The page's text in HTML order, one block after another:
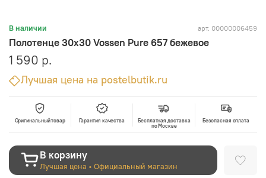
В наличии арт. 00000006459
Полотенце 30х30 Vossen Pure 657 бежевое
1 590 р.
Лучшая цена на postelbutik.ru
Оригинальный товар Гарантия качества
Бесплатная доставка
по Москве
Безопасная оплата
В корзину
Лучшая цена • Официальный магазин